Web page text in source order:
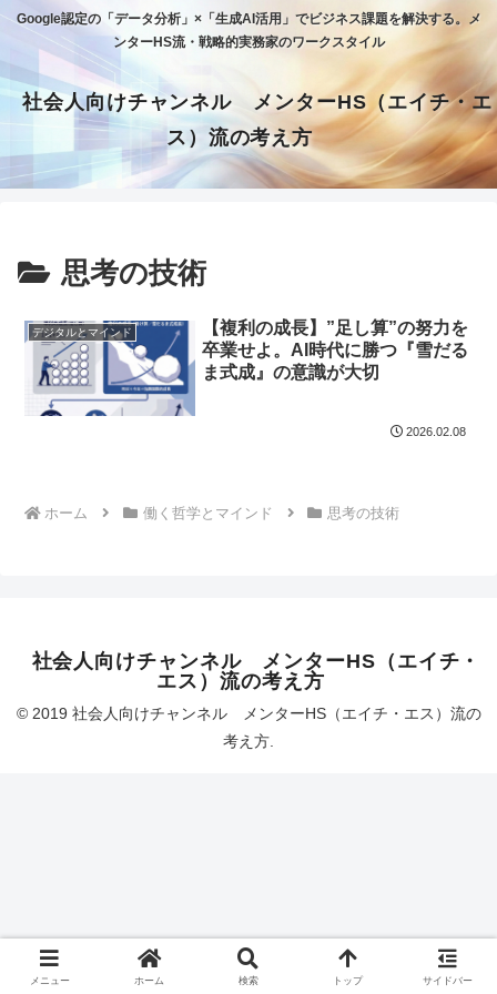
Google認定の「データ分析」×「生成AI活用」でビジネス課題を解決する。メ
ンターHS流・戦略的実務家のワークスタイル
社会人向けチャンネル メンターHS（エイチ・エ
ス）流の考え方
思考の技術
デジタルとマインド
【複利の成長】”足し算”の努力を
卒業せよ。AI時代に勝つ『雪だる
ま式成』の意識が大切
2026.02.08
ホーム 働く哲学とマインド 思考の技術
社会人向けチャンネル メンターHS（エイチ・
エス）流の考え方
© 2019 社会人向けチャンネル メンターHS（エイチ・エス）流の
考え方.
メニュー ホーム 検索 トップ サイドバー